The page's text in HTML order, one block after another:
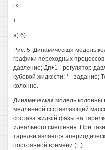
гх
т
а) б)
Рис. 5. Динамическая модель
графики переходных
давление; Дп+1 - регулятор
кубовой жидкости; * - задание;
колонне.
Динамическая модель
медленной составляющей
состава жидкой фазы на
идеального смешения. При
тарелки является
постоянной времени (Г,):